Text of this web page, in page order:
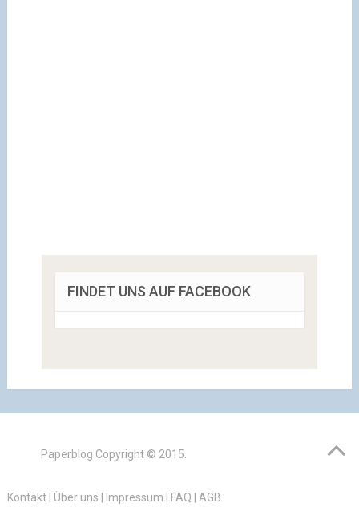
FINDET UNS AUF FACEBOOK
Paperblog Copyright © 2015.
Kontakt| Über uns Impressum FAQ AGB